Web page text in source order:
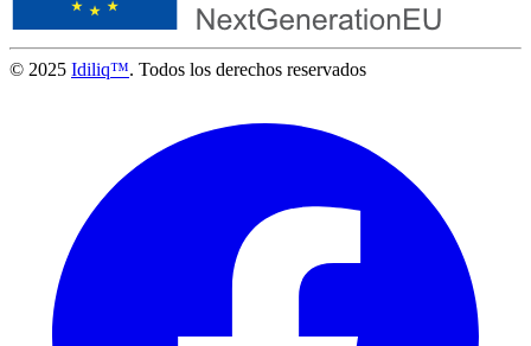
© 2025 Idiliq™. Todos los derechos reservados